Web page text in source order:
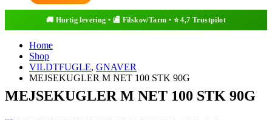
Home
Shop
VILDTFUGLE, GNAVER
MEJSEKUGLER M NET 100 STK 90G
MEJSEKUGLER M NET 100 STK 90G